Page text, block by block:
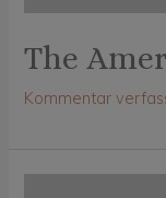
The
Kommentar